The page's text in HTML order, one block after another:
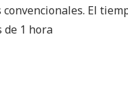
El
de 1 hora